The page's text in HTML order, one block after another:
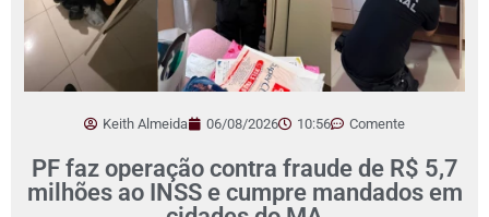
Keith Almeida 06/08/2026 10:56 Comente
PF faz operação contra fraude de R$ 5,7
milhões ao INSS e cumpre mandados em